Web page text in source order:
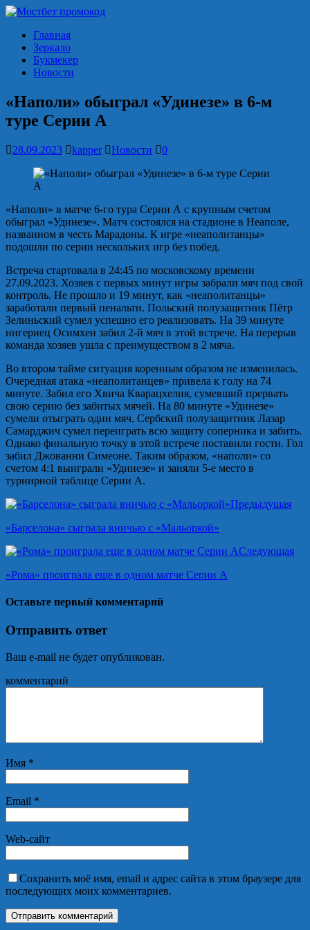
Главная
Зеркало
Букмекер
Новости
«Наполи» обыграл «Удинезе» в 6-м
туре Серии А
28.09.2023 kapper Новости 0
«Наполи» в матче 6-го тура Серии А с крупным счетом
обыграл «Удинезе». Матч состоялся на стадионе в Неаполе,
названном в честь Марадоны. К игре «неаполитанцы»
подошли по серии нескольких игр без побед.
Встреча стартовала в 24:45 по московскому времени
27.09.2023. Хозяев с первых минут игры забрали мяч под свой
контроль. Не прошло и 19 минут, как «неаполитанцы»
заработали первый пенальти. Польский полузащитник Пётр
Зелиньский сумел успешно его реализовать. На 39 минуте
нигериец Осимхен забил 2-й мяч в этой встрече. На перерыв
команда хозяев ушла с преимуществом в 2 мяча.
Во втором тайме ситуация коренным образом не изменилась.
Очередная атака «неаполитанцев» привела к голу на 74
минуте. Забил его Хвича Кварацхелия, сумевший прервать
свою серию без забитых мячей. На 80 минуте «Удинезе»
сумели отыграть один мяч. Сербский полузащитник Лазар
Самарджич сумел переиграть всю защиту соперника и забить.
Однако финальную точку в этой встрече поставили гости. Гол
забил Джованни Симеоне. Таким образом, «наполи» со
счетом 4:1 выиграли «Удинезе» и заняли 5-е место в
турнирной таблице Серии А.
Предыдущая
«Барселона» сыграла вничью с «Мальоркой»
Следующая
«Рома» проиграла еще в одном матче Серии А
Оставьте первый комментарий
Отправить ответ
Ваш e-mail не будет опубликован.
комментарий
Имя *
Email *
Web-сайт
Сохранить моё имя, email и адрес сайта в этом браузере для
последующих моих комментариев.